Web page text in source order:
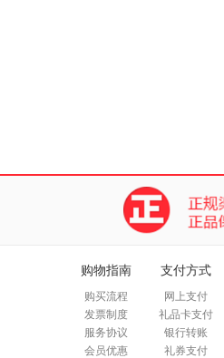
购物指南
购买流程
发票制度
服务协议
会员优惠
支付方式
网上支付
礼品卡支付
银行转账
礼券支付